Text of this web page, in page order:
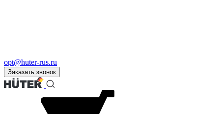
opt@huter-rus.ru
Заказать звонок